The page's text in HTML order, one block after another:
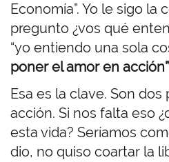
Economía”. Yo le sigo la
pregunto ¿vos qué
“yo entiendo una sola
poner el amor en acción”
Esa es la clave. Son dos
acción. Si nos falta eso
esta vida? Seríamos
dio, no quiso coartar la